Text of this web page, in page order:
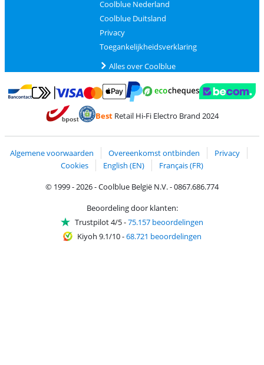
Coolblue Nederland
Coolblue Duitsland
Privacy
Toegankelijkheidsverklaring
Alles over Coolblue
Betalen met Bancontact
Betalen met MasterCard en Visa via ClickToPay
BestRetail Hi-Fi Electro Brand 2024
Algemene voorwaarden Overeenkomst ontbinden
Privacy
Cookies
English (EN)
Français (FR)
© 1999 - 2026 - Coolblue België N.V. - 0867.686.774
Beoordeling door klanten:
Trustpilot 4/5-75.157 beoordelingen
Kiyoh 9.1/10-68.721 beoordelingen